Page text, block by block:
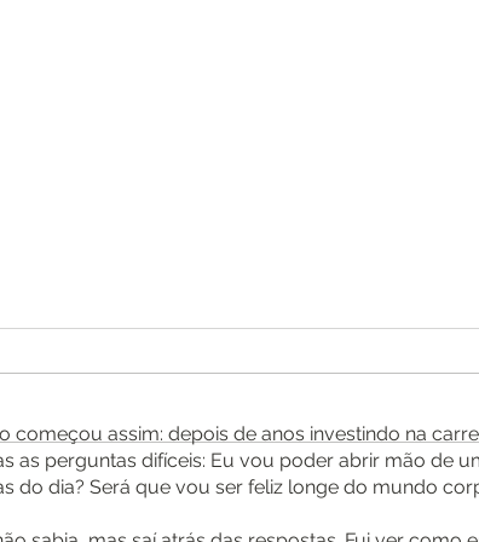
O que você vai mudar
começou assim: depois de anos investindo na
as perguntas difíceis: Eu vou poder abrir mão de
do dia? Será que vou ser feliz longe do mundo